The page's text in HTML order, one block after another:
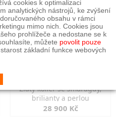
Zlatý kolier se smaragdy,
brilianty a perlou
28 900 Kč
cookies k optimalizaci
analytických nástrojů, ke zvýšení
obsahu v rámci
mimo nich. Cookies jsou
prohlížeče a nedostane se k
můžete povolit pouze
základní funkce webových